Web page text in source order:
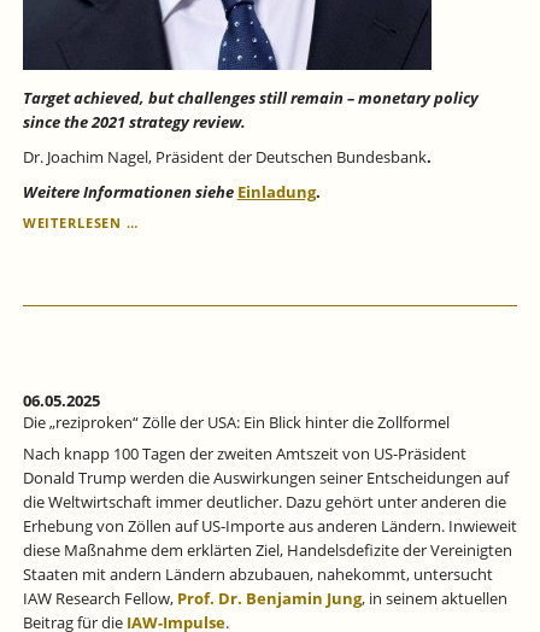
Target achieved, but challenges still remain – monetary policy
since the 2021 strategy review.
Dr. Joachim Nagel, Präsident der Deutschen Bundesbank.
Weitere Informationen siehe Einladung.
WEITERLESEN …9.
BUNDESBANK-
UNIVERSITÄT
06.05.2025
Die „reziproken“ Zölle der USA: Ein Blick hinter die Zollformel
Nach knapp 100 Tagen der zweiten Amtszeit von US-Präsident
Donald Trump werden die Auswirkungen seiner Entscheidungen auf
die Weltwirtschaft immer deutlicher. Dazu gehört unter anderen die
Erhebung von Zöllen auf US-Importe aus anderen Ländern. Inwieweit
diese Maßnahme dem erklärten Ziel, Handelsdefizite der Vereinigten
Staaten mit andern Ländern abzubauen, nahekommt, untersucht
IAW Research Fellow, Prof. Dr. Benjamin Jung, in seinem aktuellen
Beitrag für die IAW-Impulse.